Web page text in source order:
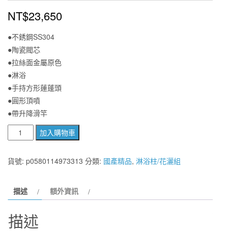
NT$23,650
●不銹鋼SS304
●陶瓷閥芯
●拉絲面金屬原色
●淋浴
●手持方形蓮蓬頭
●圓形頂噴
●帶升降滑竿
產
不
SS304
浴
加入購物車
貨號: p0580114973313 分類: 國產精品, 淋浴柱/花灑組
描述 額外資訊
描述